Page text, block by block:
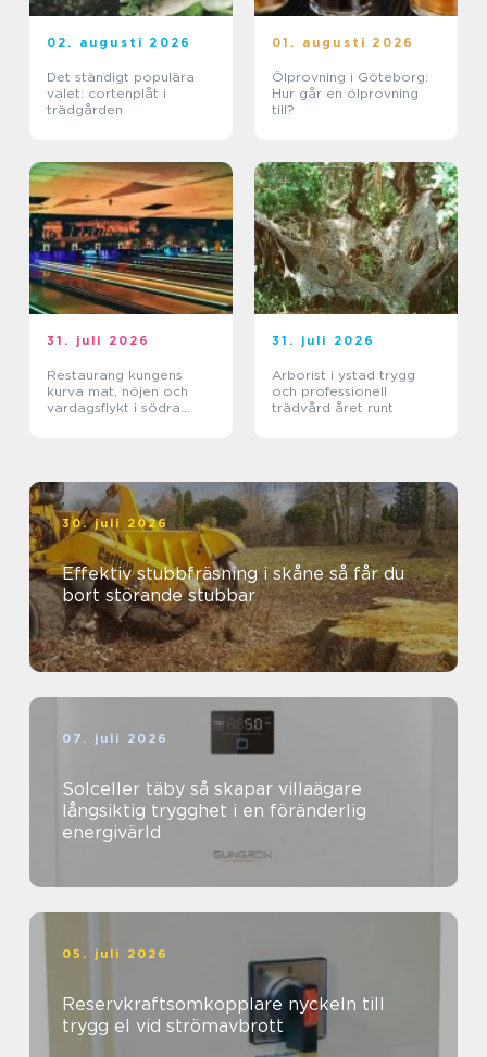
02. augusti 2026
Det ständigt populära
valet: cortenplåt i
trädgården
01. augusti 2026
Ölprovning i Göteborg:
Hur går en ölprovning
till?
31. juli 2026
Restaurang kungens
kurva mat, nöjen och
vardagsflykt i södra
31. juli 2026
Arborist i ystad trygg
och professionell
trädvård året runt
30. juli 2026
Effektiv stubbfräsning i skåne så får du
bort störande stubbar
07. juli 2026
Solceller täby så skapar villaägare
långsiktig trygghet i en föränderlig
energivärld
05. juli 2026
Reservkraftsomkopplare nyckeln till
trygg el vid strömavbrott